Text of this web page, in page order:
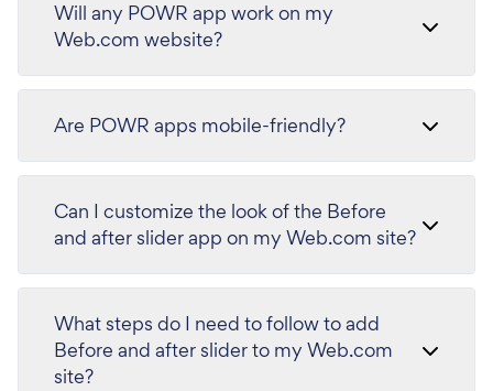
Will any POWR app work on my
Web.com website?
Are POWR apps mobile-friendly?
Can I customize the look of the Before
and after slider app on my Web.com site?
What steps do I need to follow to add
Before and after slider to my Web.com
site?